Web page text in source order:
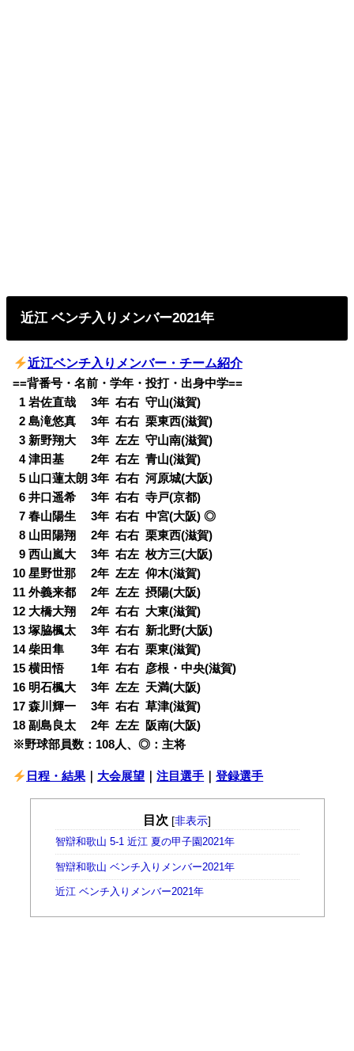
近江 ベンチ入りメンバー2021年
近江ベンチ入り メンバー・チーム紹介
==背番号・名前・学年・投打・出身中学==
1 岩佐直哉 3年 右右 守山(滋賀)
02 島滝悠真 3年 右右 栗東西(滋賀)
03 新野翔大 3年 左左 守山南(滋賀)
04 津田基 2年 右左 青山(滋賀)
05 山口蓮太朗 3年 右右 河原城(大阪)
06 井口遥希 3年 右右 寺戸(京都)
07 春山陽生 3年 右右 中宮(大阪) ◎
08 山田陽翔 2年 右右 栗東西(滋賀)
09 西山嵐大 3年 右左 枚方三(大阪)
10 星野世那 2年 左左 仰木(滋賀)
11 外義来都 2年 左左 摂陽(大阪)
12 大橋大翔 2年 右右 大東(滋賀)
13 塚脇楓太 3年 右右 新北野(大阪)
14 柴田隼 3年 右右 栗東(滋賀)
15 横田悟 1年 右右 彦根・中央(滋賀)
16 明石楓大 3年 左左 天満(大阪)
17 森川輝一 3年 右右 草津(滋賀)
18 副島良太 2年 左左 阪南(大阪)
※野球部員数：108人、◎：主将
日程・結果 大会展望 ｜注目選手 ｜登録選手
目次 [非表示]
智辯和歌山 5-1 近江 夏の甲子園2021年
智辯和歌山 ベンチ入りメンバー2021年
近江 ベンチ入りメンバー2021年